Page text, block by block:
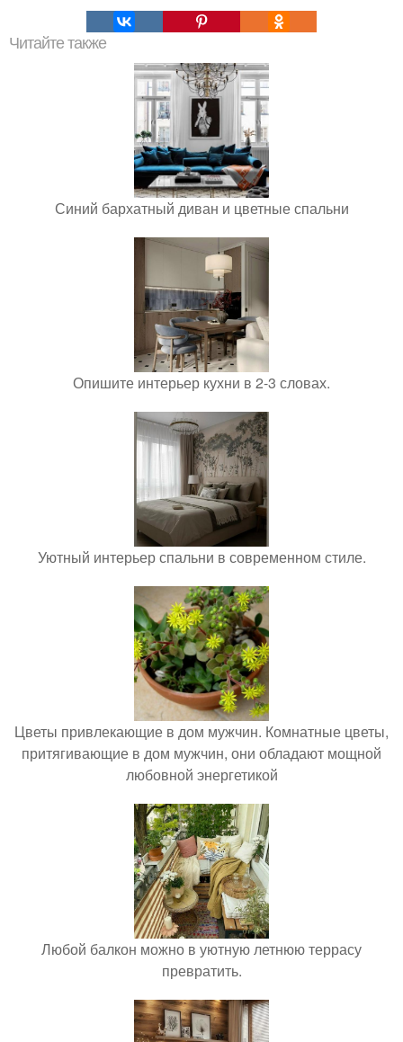
Читайте также
Синий бархатный диван и цветные спальни
Опишите интерьер кухни в 2-3 словах.
Уютный интерьер спальни в современном стиле.
Цветы привлекающие в дом мужчин. Комнатные цветы,
притягивающие в дом мужчин, они обладают мощной
любовной энергетикой
Любой балкон можно в уютную летнюю террасу
превратить.